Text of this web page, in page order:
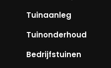
Tuinaanleg
Tuinonderhoud
Bedrijfstuinen